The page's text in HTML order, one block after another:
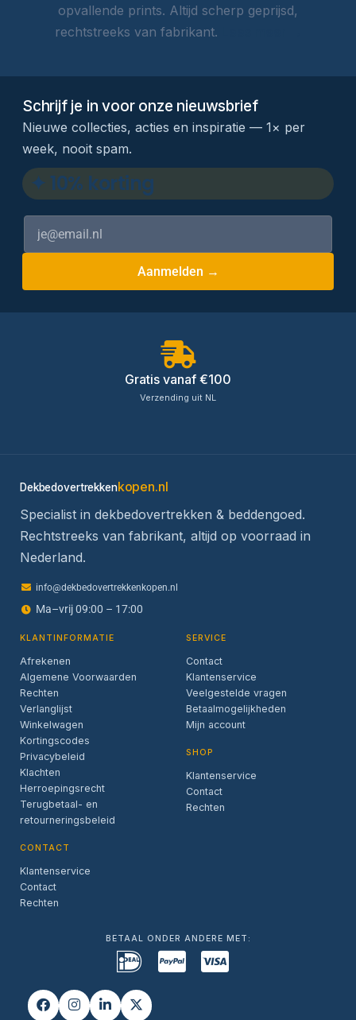
opvallende prints. Altijd scherp geprijsd,
rechtstreeks van fabrikant.
Schrijf je in voor onze nieuwsbrief
Nieuwe collecties, acties en inspiratie — 1× per
week, nooit spam.
✦ 10% korting
Aanmelden →
Gratis vanaf €100
Verzending uit NL
Dekbedovertrekkenkopen.nl
Specialist in dekbedovertrekken & beddengoed.
Rechtstreeks van fabrikant, altijd op voorraad in
Nederland.
info@dekbedovertrekkenkopen.nl
Ma–vrij 09:00 – 17:00
KLANTINFORMATIE
Afrekenen
Algemene Voorwaarden
Rechten
Verlanglijst
Winkelwagen
Kortingscodes
Privacybeleid
Klachten
Herroepingsrecht
Terugbetaal- en
retourneringsbeleid
CONTACT
Klantenservice
Contact
Rechten
SERVICE
Contact
Klantenservice
Veelgestelde vragen
Betaalmogelijkheden
Mijn account
SHOP
Klantenservice
Contact
Rechten
BETAAL ONDER ANDERE MET: